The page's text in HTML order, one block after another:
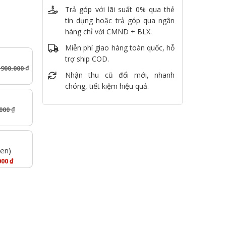
₫
₫
₫
Trả góp với lãi suất 0% qua thẻ
tín dụng hoặc trả góp qua ngân
hàng chỉ với CMND + BLX.
Miễn phí giao hàng toàn quốc, hỗ
trợ ship COD.
Nhận thu cũ đổi mới, nhanh
chóng, tiết kiệm hiệu quả.